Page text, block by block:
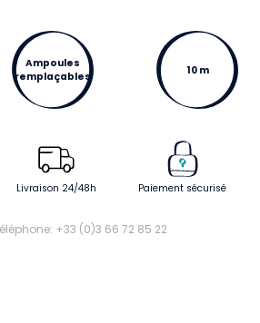
Ampoules
remplaçables
10 m
Livraison 24/48h Paiement sécurisé
+33 (0)3 66 72 85 22